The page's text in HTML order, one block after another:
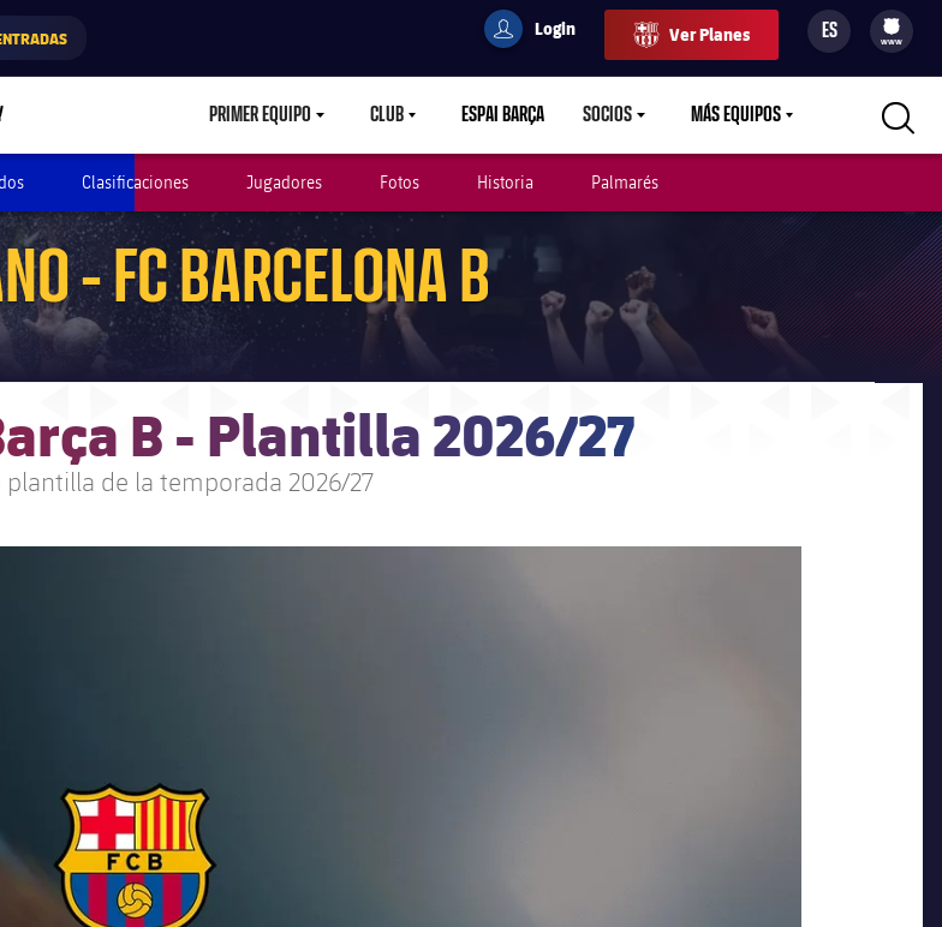
userCulers
Login Ver Planes ES
filled-badge
www
PRIMER EQUIPOLABEL.ARIA.CARETDOWN
CLUBLABEL.ARIA.CARETDOWN
ESPAI BARÇA SOCIOSLABEL.ARIA.CARETDOWN
MÁS EQUIPOSLABEL.ARIA.CARETDOWN
Clasificaciones Jugadores Fotos Historia Palmarés
- FC BARCELONA B
B - Plantilla 2026/27
plantilla de la temporada 2026/27